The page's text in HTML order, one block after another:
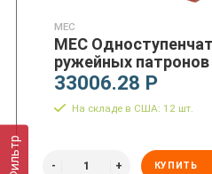
Фильтр
MEC
MEC
ружейных
33006.28 Р
На складе в США: 12 шт.
КУПИТЬ